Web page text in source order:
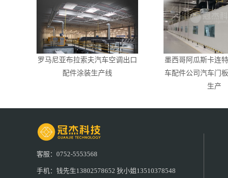
罗马尼亚布拉索夫汽车空调出口
配件涂装生产线
墨西哥阿瓜斯卡连
车配件公司汽车门
生产
客服：0752-5553568
手机：钱先生13802578652 狄小姐13510378548